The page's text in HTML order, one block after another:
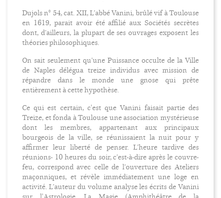
Dujols n° 54, cat. XII, L’abbé Vanini, brûlé vif à Toulouse
en 1619, parait avoir été affilié aux Sociétés secrètes
dont, d’ailleurs, la plupart de ses ouvrages exposent les
théories philosophiques.
On sait seulement qu’une Puissance occulte de la Ville
de Naples délégua treize individus avec mission de
répandre dans le monde une gnose qui prête
entièrement à cette hypothèse.
Ce qui est certain, c'est que Vanini faisait partie des
Treize, et fonda à Toulouse une association mystérieuse
dont les membres, appartenant aux principaux
bourgeois de la ville, se réunissaient la nuit pour y
affirmer leur liberté de penser. L’heure tardive des
réunions- 10 heures du soir, c’est-à-dire après le couvre-
feu, correspond avec celle de l’ouverture des Ateliers
maçonniques, et révèle immédiatement une loge en
activité. L’auteur du volume analyse les écrits de Vanini
sur l'Astrologie. La Magie (Amphithéâtre de la